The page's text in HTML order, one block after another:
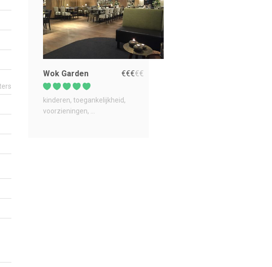
Wok Garden €€€€€
kinderen toegankelijkheid
voorzieningen